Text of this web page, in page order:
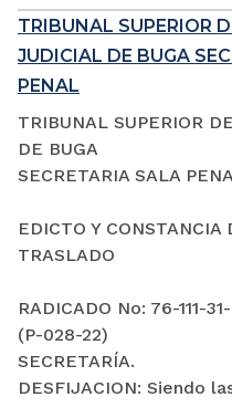
TRIBUNAL SUPERIOR
JUDICIAL DE BUGA
PENAL
TRIBUNAL SUPERIOR
DE BUGA
SECRETARIA SALA
EDICTO Y CONSTANCIA
TRASLADO
RADICADO No: 76-111-
(P-028-22)
SECRETARÍA.
DESFIJACION: Siendo